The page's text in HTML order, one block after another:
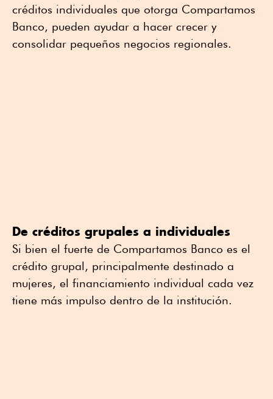
créditos individuales que otorga Compartamos
Banco, pueden ayudar a hacer crecer y
consolidar pequeños negocios regionales.
De créditos grupales a individuales
Si bien el fuerte de Compartamos Banco es el
crédito grupal, principalmente destinado a
mujeres, el financiamiento individual cada vez
tiene más impulso dentro de la institución.